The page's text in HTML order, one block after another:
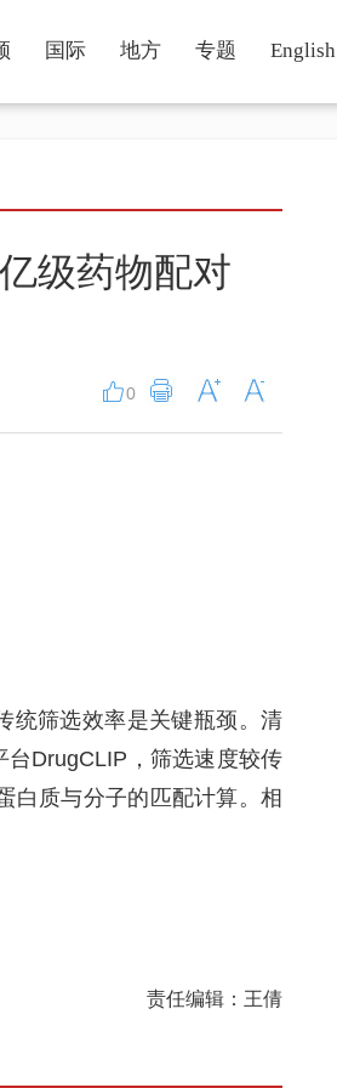
国际 地方 专题 English
级药物配对
0
统筛选效率是关键瓶颈。清
DrugCLIP，筛选速度较传
白质与分子的匹配计算。相
责任编辑：王倩